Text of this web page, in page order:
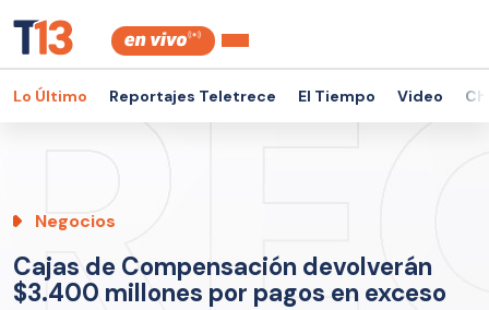
Lo Último Reportajes Teletrece El Tiempo Video
Negocios
Cajas de Compensación devolverán
$3.400 millones por pagos en exceso